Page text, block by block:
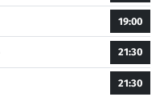
19:00
21:30
21:30